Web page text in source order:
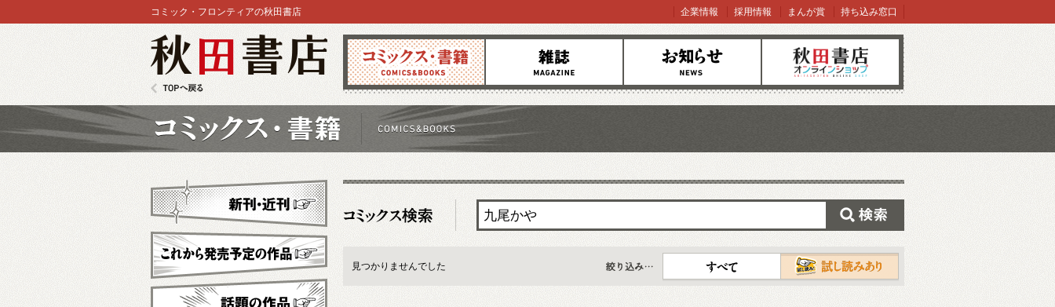
コミックス 雑誌 お知らせ オンラインショップ
コミック・フロンティアの秋田書店 企業情報 採用情報 まんが賞 持ち込み窓口
見つかりませんでした
すべて
新刊・近刊
これから発売予定